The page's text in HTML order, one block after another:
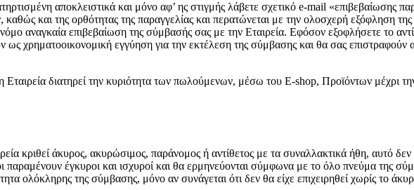
αποκλειστικά και μόνο αφ’ ης στιγμής λάβετε σχετικό e-mail «επιβεβαίωσης
και της ορθότητας της παραγγελίας και περατώνεται με την ολοσχερή εξόφληση
αναγκαία επιβεβαίωση της σύμβασής σας με την Εταιρεία. Εφόσον εξοφλήσετε το
χρηματοοικονομική εγγύηση για την εκτέλεση της σύμβασης και θα σας
διατηρεί την κυριότητα των πωλούμενων, μέσω του E-shop, Προϊόντων μέχρι
κριθεί άκυρος, ακυρώσιμος, παράνομος ή αντίθετος με τα συναλλακτικά ήθη, αυτό
παραμένουν έγκυροι και ισχυροί και θα ερμηνεύονται σύμφωνα με το όλο πνεύμα της
ολόκληρης της σύμβασης, μόνο αν συνάγεται ότι δεν θα είχε επιχειρηθεί χωρίς το